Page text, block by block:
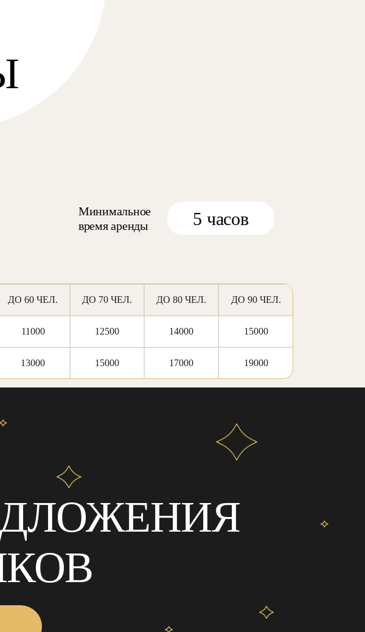
Минимальное
время аренды
5 часов
ДО 60 ЧЕЛ. ДО 70 ЧЕЛ. ДО 80 ЧЕЛ. ДО 90 ЧЕЛ.
11000 12500 14000 15000
13000 15000 17000 19000